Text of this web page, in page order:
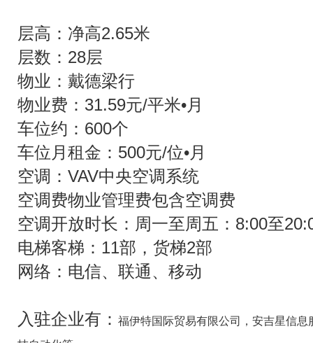
层高：净高2.65米
层数：28层
物业：戴德梁行
物业费：31.59元/平米•月
车位约：600个
车位月租金：500元/位•月
空调：VAV中央空调系统
空调费物业管理费包含空调费
空调开放时长：周一至周五：8:00至
电梯客梯：11部，货梯2部
网络：电信、联通、移动
入驻企业有： 福伊特国际贸易有限公司，安吉星信